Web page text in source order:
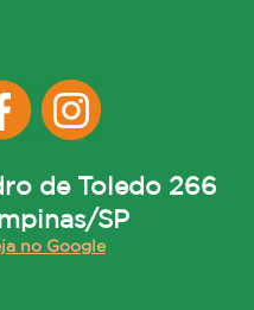
de Toledo 266
SP
no Google